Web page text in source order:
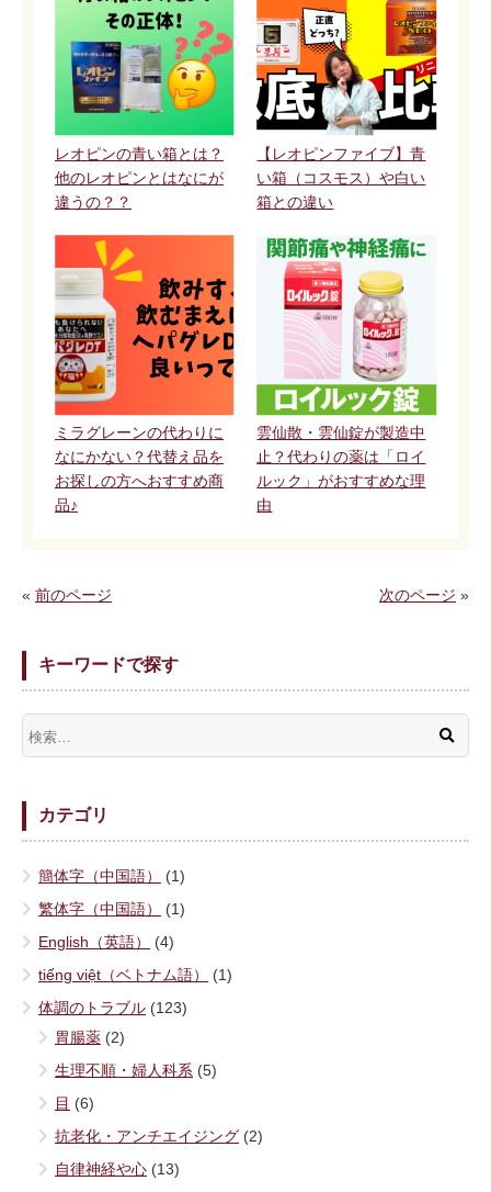
レオピンの青い箱とは？
他のレオピンとはなにが
違うの？？
【レオピンファイブ】青
い箱（コスモス）や白い
箱との違い
ミラグレーンの代わりに
なにかない？代替え品を
お探しの方へおすすめ商
品♪
雲仙散・雲仙錠が製造中
止？代わりの薬は「ロイ
ルック」がおすすめな理
由
« 前のページ 次のページ »
キーワードで探す
カテゴリ
簡体字（中国語）
(1)
繁体字（中国語）
(1)
English（英語）
(4)
tiếng việt（ベトナム語）
(1)
体調のトラブル (123)
胃腸薬 (2)
生理不順・婦人科系 (5)
目 (6)
抗老化・アンチエイジング (2)
自律神経や心 (13)